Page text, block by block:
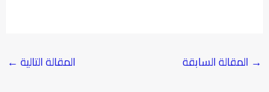
→ المقالة السابقة المقالة التالية ←